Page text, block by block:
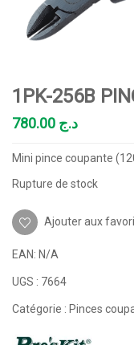
1PK-256B
د.ج
Mini pince coupante
Rupture de stock
Ajouter aux
EAN: N/A
UGS : 7664
Catégorie : Pinces